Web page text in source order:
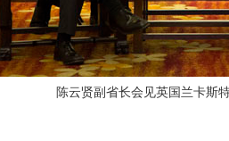
陈云贤副省长会见英国兰卡斯